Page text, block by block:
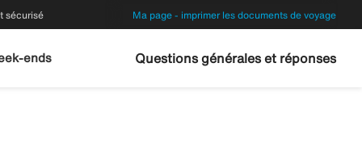
sécurisé Ma page - imprimer les documents de voyage
ends Questions générales et réponses